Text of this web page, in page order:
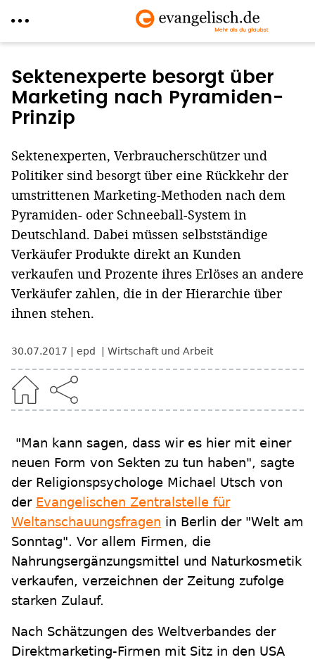
zum
Inhalt
Sektenexperte besorgt über
Marketing nach Pyramiden-
Prinzip
Sektenexperten, Verbraucherschützer und
Politiker sind besorgt über eine Rückkehr der
umstrittenen Marketing-Methoden nach dem
Pyramiden- oder Schneeball-System in
Deutschland. Dabei müssen selbstständige
Verkäufer Produkte direkt an Kunden
verkaufen und Prozente ihres Erlöses an andere
Verkäufer zahlen, die in der Hierarchie über
ihnen stehen.
30.07.2017 epd Wirtschaft und Arbeit
"Man kann sagen, dass wir es hier mit einer
neuen Form von Sekten zu tun haben", sagte
der Religionspsychologe Michael Utsch von
der Evangelischen Zentralstelle für
Weltanschauungsfragen in Berlin der "Welt am
Sonntag". Vor allem Firmen, die
Nahrungsergänzungsmittel und Naturkosmetik
verkaufen, verzeichnen der Zeitung zufolge
starken Zulauf.
Nach Schätzungen des Weltverbandes der
Direktmarketing-Firmen mit Sitz in den USA